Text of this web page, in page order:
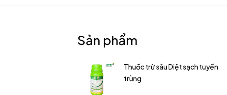
Sản phẩm
Thuốc trừ sâu Diệt sạch tuyến
trùng